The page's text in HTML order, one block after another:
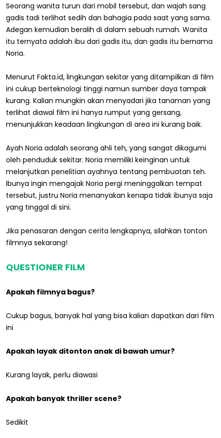
Seorang wanita turun dari mobil tersebut, dan wajah sang
gadis tadi terlihat sedih dan bahagia pada saat yang sama.
Adegan kemudian beralih di dalam sebuah rumah. Wanita
itu ternyata adalah ibu dari gadis itu, dan gadis itu bernama
Noria.
Menurut Fakta.id, lingkungan sekitar yang ditampilkan di film
ini cukup berteknologi tinggi namun sumber daya tampak
kurang. Kalian mungkin akan menyadari jika tanaman yang
terlihat diawal film ini hanya rumput yang gersang,
menunjukkan keadaan lingkungan di area ini kurang baik.
Ayah Noria adalah seorang ahli teh, yang sangat dikagumi
oleh penduduk sekitar. Noria memiliki keinginan untuk
melanjutkan penelitian ayahnya tentang pembuatan teh.
Ibunya ingin mengajak Noria pergi meninggalkan tempat
tersebut, justru Noria menanyakan kenapa tidak ibunya saja
yang tinggal di sini.
Jika penasaran dengan cerita lengkapnya, silahkan tonton
filmnya sekarang!
QUESTIONER FILM
Apakah filmnya bagus?
Cukup bagus, banyak hal yang bisa kalian dapatkan dari film
ini
Apakah layak ditonton anak di bawah umur?
Kurang layak, perlu diawasi
Apakah banyak thriller scene?
Sedikit